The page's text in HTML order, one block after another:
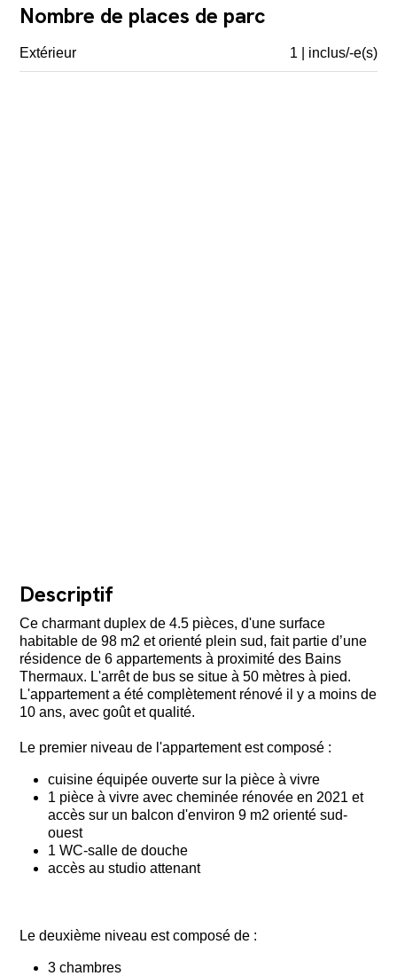
Nombre de places de parc
Extérieur 1 | inclus/-e(s)
Descriptif
Ce charmant duplex de 4.5 pièces, d'une surface
habitable de 98 m2 et orienté plein sud, fait partie d’une
résidence de 6 appartements à proximité des Bains
Thermaux. L'arrêt de bus se situe à 50 mètres à pied.
L'appartement a été complètement rénové il y a moins de
10 ans, avec goût et qualité.
Le premier niveau de l'appartement est composé :
cuisine équipée ouverte sur la pièce à vivre
1 pièce à vivre avec cheminée rénovée en 2021 et
accès sur un balcon d'environ 9 m2 orienté sud-
ouest
1 WC-salle de douche
accès au studio attenant
Le deuxième niveau est composé de :
3 chambres